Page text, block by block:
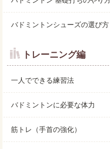
バドミントンシューズの選び方
トレーニング編
一人でできる練習法
バドミントンに必要な体力
筋トレ（手首の強化）